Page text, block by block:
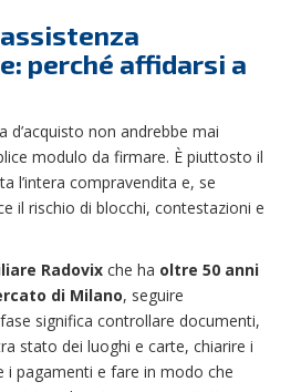
perché affidarsi a
d’acquisto non andrebbe mai
modulo da firmare. È piuttosto il
l’intera compravendita e, se
il rischio di blocchi, contestazioni e
Radovix che ha oltre 50 anni
di Milano, seguire
significa controllare documenti,
stato dei luoghi e carte, chiarire i
i pagamenti e fare in modo che